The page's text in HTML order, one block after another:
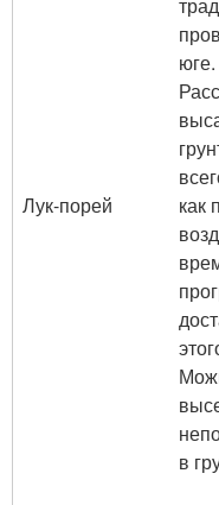
Лук-порей
юге.
как
в